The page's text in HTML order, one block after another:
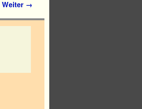
Weiter →